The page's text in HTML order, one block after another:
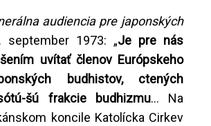
audiencia pre japonských
september 1973: „Je pre nás
uvítať členov Európskeho
budhistov, ctených
šú frakcie budhizmu... Na
koncile Katolícka Cirkev